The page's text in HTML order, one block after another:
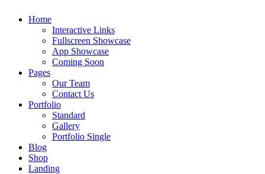
Home
Interactive Links
Fullscreen Showcase
App Showcase
Coming Soon
Pages
Our Team
Contact Us
Portfolio
Standard
Gallery
Portfolio Single
Blog
Shop
Landing